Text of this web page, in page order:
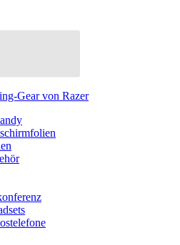
Gear von Razer